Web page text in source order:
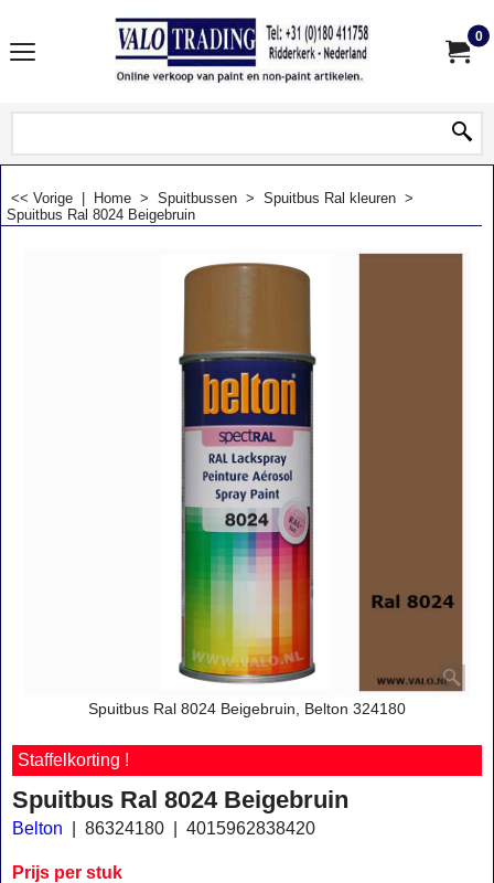
0
<< Vorige Home > Spuitbussen > Spuitbus Ral kleuren >
Spuitbus Ral 8024 Beigebruin
Spuitbus Ral 8024 Beigebruin, Belton 324180
Staffelkorting !
Spuitbus Ral 8024 Beigebruin
Belton 86324180 4015962838420
Prijs per stuk